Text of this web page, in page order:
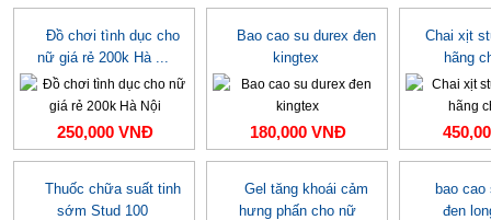
Đồ chơi tình dục cho
nữ giá rẻ 200k Hà ...
250,000 VNĐ
Bao cao su durex đen
kingtex
180,000 VNĐ
Chai xịt
hãng
Thuốc chữa suất tinh
sớm Stud 100
Gel tăng khoái cảm
hưng phấn cho nữ
bao
đen